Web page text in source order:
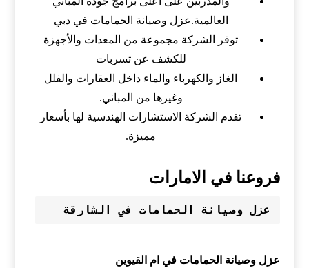
العالمية.عزل وصيانة الحمامات في دبي
توفر الشركة مجموعة من المعدات والأجهزة
للكشف عن تسربات
الغاز والكهرباء والماء داخل العقارات والفلل
وغيرها من المباني.
تقدم الشركة الاستشارات الهندسية لها بأسعار
مميزة.
فروعنا في الامارات
عزل وصيانة الحمامات في الشارقة
عزل وصيانة الحمامات في ام القيوين